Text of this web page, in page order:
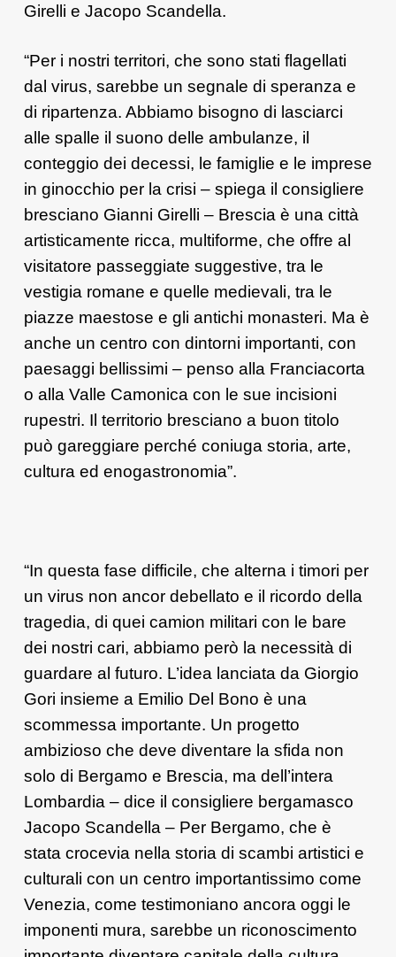
Girelli e Jacopo Scandella.
“Per i nostri territori, che sono stati flagellati
dal virus, sarebbe un segnale di speranza e
di ripartenza. Abbiamo bisogno di lasciarci
alle spalle il suono delle ambulanze, il
conteggio dei decessi, le famiglie e le imprese
in ginocchio per la crisi – spiega il consigliere
bresciano Gianni Girelli – Brescia è una città
artisticamente ricca, multiforme, che offre al
visitatore passeggiate suggestive, tra le
vestigia romane e quelle medievali, tra le
piazze maestose e gli antichi monasteri. Ma è
anche un centro con dintorni importanti, con
paesaggi bellissimi – penso alla Franciacorta
o alla Valle Camonica con le sue incisioni
rupestri. Il territorio bresciano a buon titolo
può gareggiare perché coniuga storia, arte,
cultura ed enogastronomia”.
“In questa fase difficile, che alterna i timori per
un virus non ancor debellato e il ricordo della
tragedia, di quei camion militari con le bare
dei nostri cari, abbiamo però la necessità di
guardare al futuro. L’idea lanciata da Giorgio
Gori insieme a Emilio Del Bono è una
scommessa importante. Un progetto
ambizioso che deve diventare la sfida non
solo di Bergamo e Brescia, ma dell’intera
Lombardia – dice il consigliere bergamasco
Jacopo Scandella – Per Bergamo, che è
stata crocevia nella storia di scambi artistici e
culturali con un centro importantissimo come
Venezia, come testimoniano ancora oggi le
imponenti mura, sarebbe un riconoscimento